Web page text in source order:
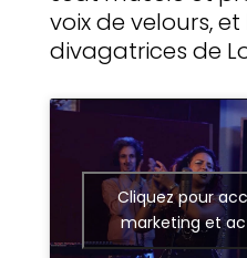
voix de velours,
divagatrices de
Cliquez pour
marketing et